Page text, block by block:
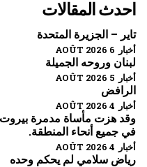
احدث المقالات
تاير – الجزيرة المتحدة
أخبار 6 AOÛT 2026
لبنان وروحه الجميلة
أخبار 5 AOÛT 2026
الرافض
أخبار 4 AOÛT 2026
وقد هزت مأساة مدمرة بيروت
في جميع أنحاء المنطقة.
أخبار 4 AOÛT 2026
رياض سلامي لم يحكم وحده